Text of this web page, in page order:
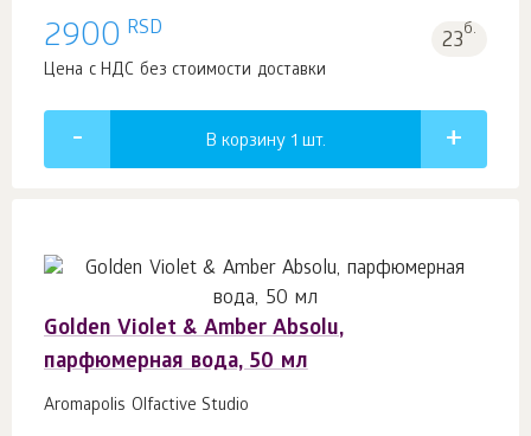
2900 RSD 23б.
Цена с НДС без стоимости доставки
В корзину 1 шт.
Golden Violet & Amber Absolu,
парфюмерная вода, 50 мл
Aromapolis Olfactive Studio